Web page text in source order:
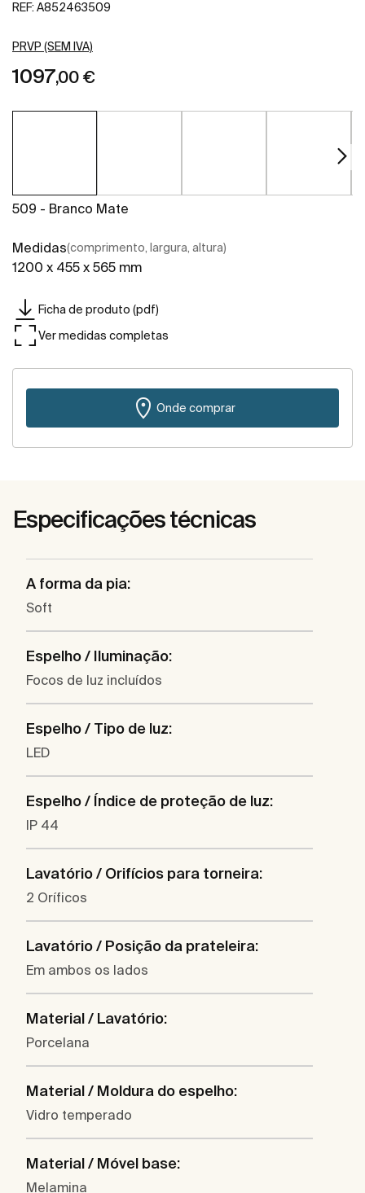
REF: A852463509
PRVP (SEM IVA)
1097,00 €
509 - Branco Mate
Medidas(comprimento, largura, altura)
1200 x 455 x 565 mm
Ficha de produto (pdf)
Ver medidas completas
Onde comprar
Especificações técnicas
A forma da pia:
Soft
Espelho / Iluminação:
Focos de luz incluídos
Espelho / Tipo de luz:
LED
Espelho / Índice de proteção de luz:
IP 44
Lavatório / Orifícios para torneira:
2 Oríficos
Lavatório / Posição da prateleira:
Em ambos os lados
Material / Lavatório:
Porcelana
Material / Moldura do espelho:
Vidro temperado
Material / Móvel base:
Melamina